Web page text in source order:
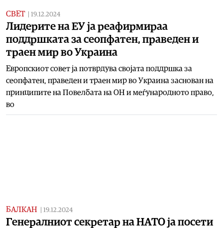
СВЕТ 19.12.2024
Лидерите на ЕУ ја реафирмираа
поддршката за сеопфатен, праведен и
траен мир во Украина
Европскиот совет ја потврдува својата поддршка за
сеопфатен, праведен и траен мир во Украина заснован на
принципите на Повелбата на ОН и меѓународното право,
во
БАЛКАН 19.12.2024
Генералниот секретар на НАТО ја посети